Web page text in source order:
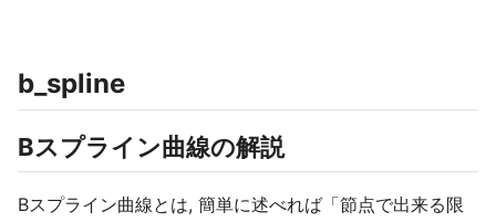
b_spline
Bスプライン曲線の解説
Bスプライン曲線とは, 簡単に述べれば「節点で出来る限